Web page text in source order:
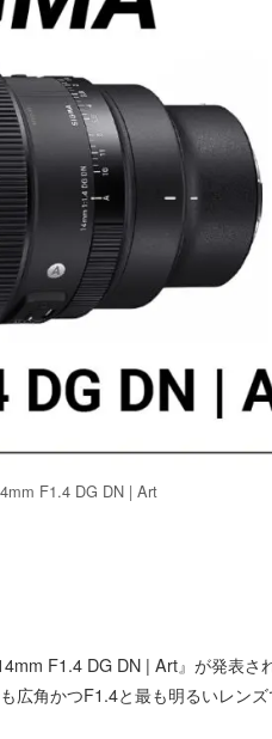
F1.4 DG DN | Art
F1.4 DG DN | Art』が発表さ
広角かつF1.4と最も明るいレン